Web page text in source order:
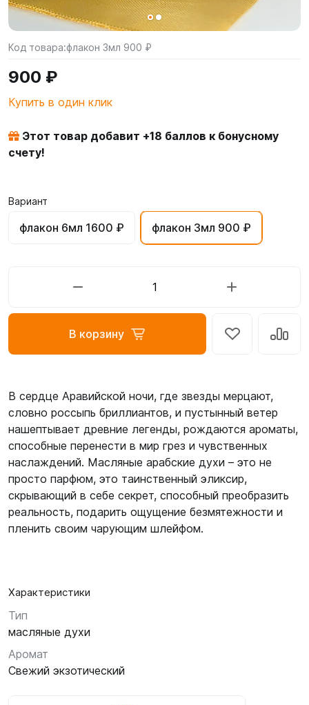
Код товара:флакон 3мл 900 ₽
900 ₽
Купить в один клик
Этот товар добавит +18 баллов к бонусному
счету!
Вариант
флакон 6мл 1600 ₽ флакон 3мл 900 ₽
В корзину
В сердце Аравийской ночи, где звезды мерцают,
словно россыпь бриллиантов, и пустынный ветер
нашептывает древние легенды, рождаются ароматы,
способные перенести в мир грез и чувственных
наслаждений. Масляные арабские духи – это не
просто парфюм, это таинственный эликсир,
скрывающий в себе секрет, способный преобразить
реальность, подарить ощущение безмятежности и
пленить своим чарующим шлейфом.
Характеристики
Тип
масляные духи
Аромат
Свежий экзотический